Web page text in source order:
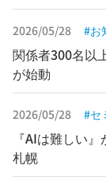
2026/05/28 お
関係者300名以
が始動
2026/05/28 セ
『AIは難しい
札幌